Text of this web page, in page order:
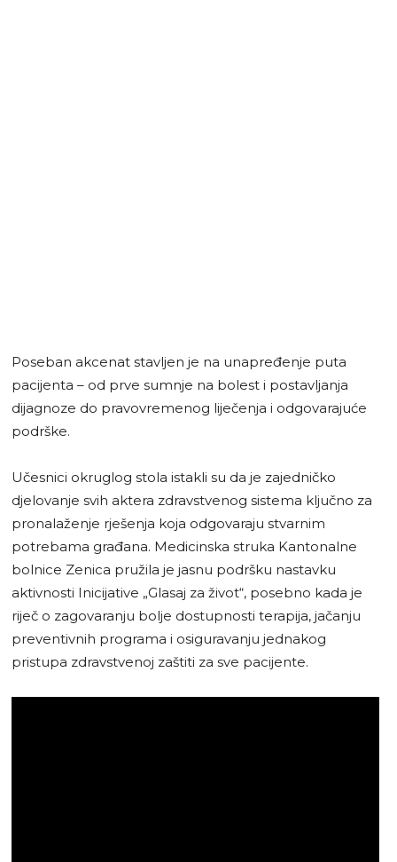
Poseban akcenat stavljen je na unapređenje puta
pacijenta – od prve sumnje na bolest i postavljanja
dijagnoze do pravovremenog liječenja i odgovarajuće
podrške.
Učesnici okruglog stola istakli su da je zajedničko
djelovanje svih aktera zdravstvenog sistema ključno za
pronalaženje rješenja koja odgovaraju stvarnim
potrebama građana. Medicinska struka Kantonalne
bolnice Zenica pružila je jasnu podršku nastavku
aktivnosti Inicijative „Glasaj za život“, posebno kada je
riječ o zagovaranju bolje dostupnosti terapija, jačanju
preventivnih programa i osiguravanju jednakog
pristupa zdravstvenoj zaštiti za sve pacijente.